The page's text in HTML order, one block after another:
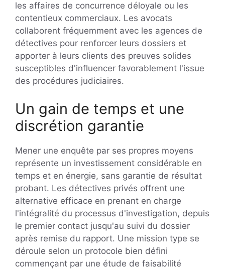
les affaires de concurrence déloyale ou les
contentieux commerciaux. Les avocats
collaborent fréquemment avec les agences de
détectives pour renforcer leurs dossiers et
apporter à leurs clients des preuves solides
susceptibles d'influencer favorablement l'issue
des procédures judiciaires.
Un gain de temps et une
discrétion garantie
Mener une enquête par ses propres moyens
représente un investissement considérable en
temps et en énergie, sans garantie de résultat
probant. Les détectives privés offrent une
alternative efficace en prenant en charge
l'intégralité du processus d'investigation, depuis
le premier contact jusqu'au suivi du dossier
après remise du rapport. Une mission type se
déroule selon un protocole bien défini
commençant par une étude de faisabilité